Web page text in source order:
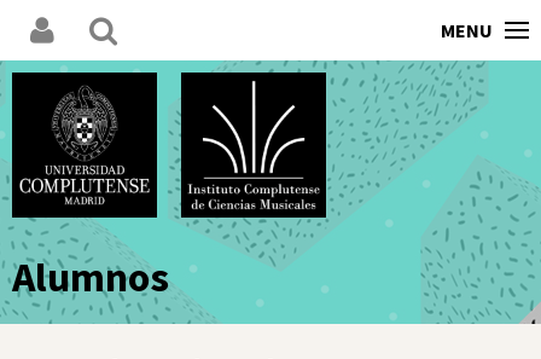
MENU
Alumnos